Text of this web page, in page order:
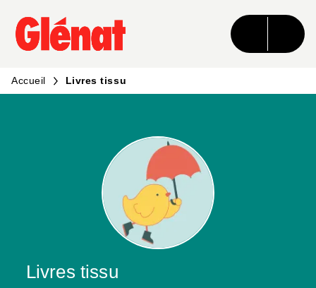
MENU RECHERCHE CONTENU
PIED DE PAGE
Accueil Livres tissu
Livres tissu